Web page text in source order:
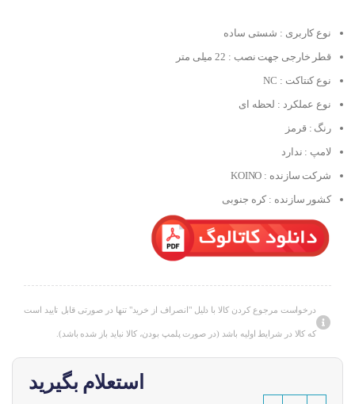
نوع کاربری : شستی ساده
قطر خارجی جهت نصب : 22 میلی متر
نوع کنتاکت : NC
نوع عملکرد : لحظه ای
رنگ : قرمز
لامپ : ندارد
شرکت سازنده : KOINO
کشور سازنده : کره جنوبی
درخواست مرجوع کردن کالا با دلیل "انصراف از خرید" تنها در صورتی قابل تایید است
که کالا در شرایط اولیه باشد (در صورت پلمپ بودن، کالا نباید باز شده باشد).
استعلام بگیرید